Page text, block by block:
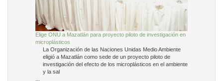
Elige ONU a Mazatlán para proyecto piloto de investigación en
microplásticos
La Organización de las Naciones Unidas Medio Ambiente
eligió a Mazatlán como sede de un proyecto piloto de
investigación del efecto de los microplásticos en el ambiente
y la sal